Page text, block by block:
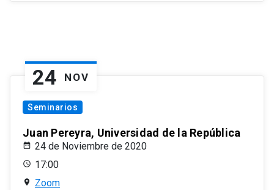
24 NOV
Seminarios
Juan Pereyra, Universidad de la República
24 de Noviembre de 2020
17:00
Zoom